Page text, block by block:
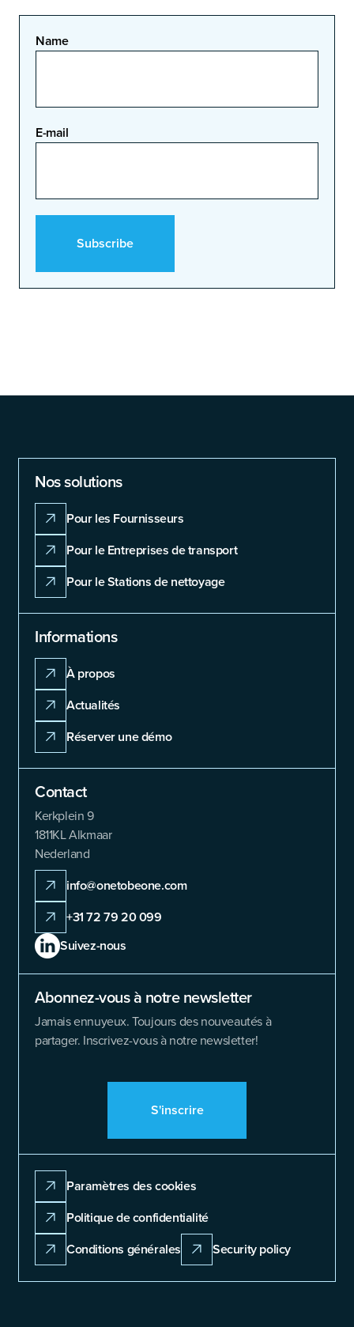
Name
E-mail
Nos solutions
Pour les Fournisseurs
Pour le Entreprises de transport
Pour le Stations de nettoyage
Informations
À propos
Actualités
Réserver une démo
Contact
Kerkplein 9
1811KL Alkmaar
Nederland
info@onetobeone.com
+31 72 79 20 099
Suivez-nous
Abonnez-vous à notre newsletter
Jamais ennuyeux. Toujours des nouveautés à
partager. Inscrivez-vous à notre newsletter!
S'inscrire
Paramètres des cookies
Politique de confidentialité
Conditions générales
Security policy